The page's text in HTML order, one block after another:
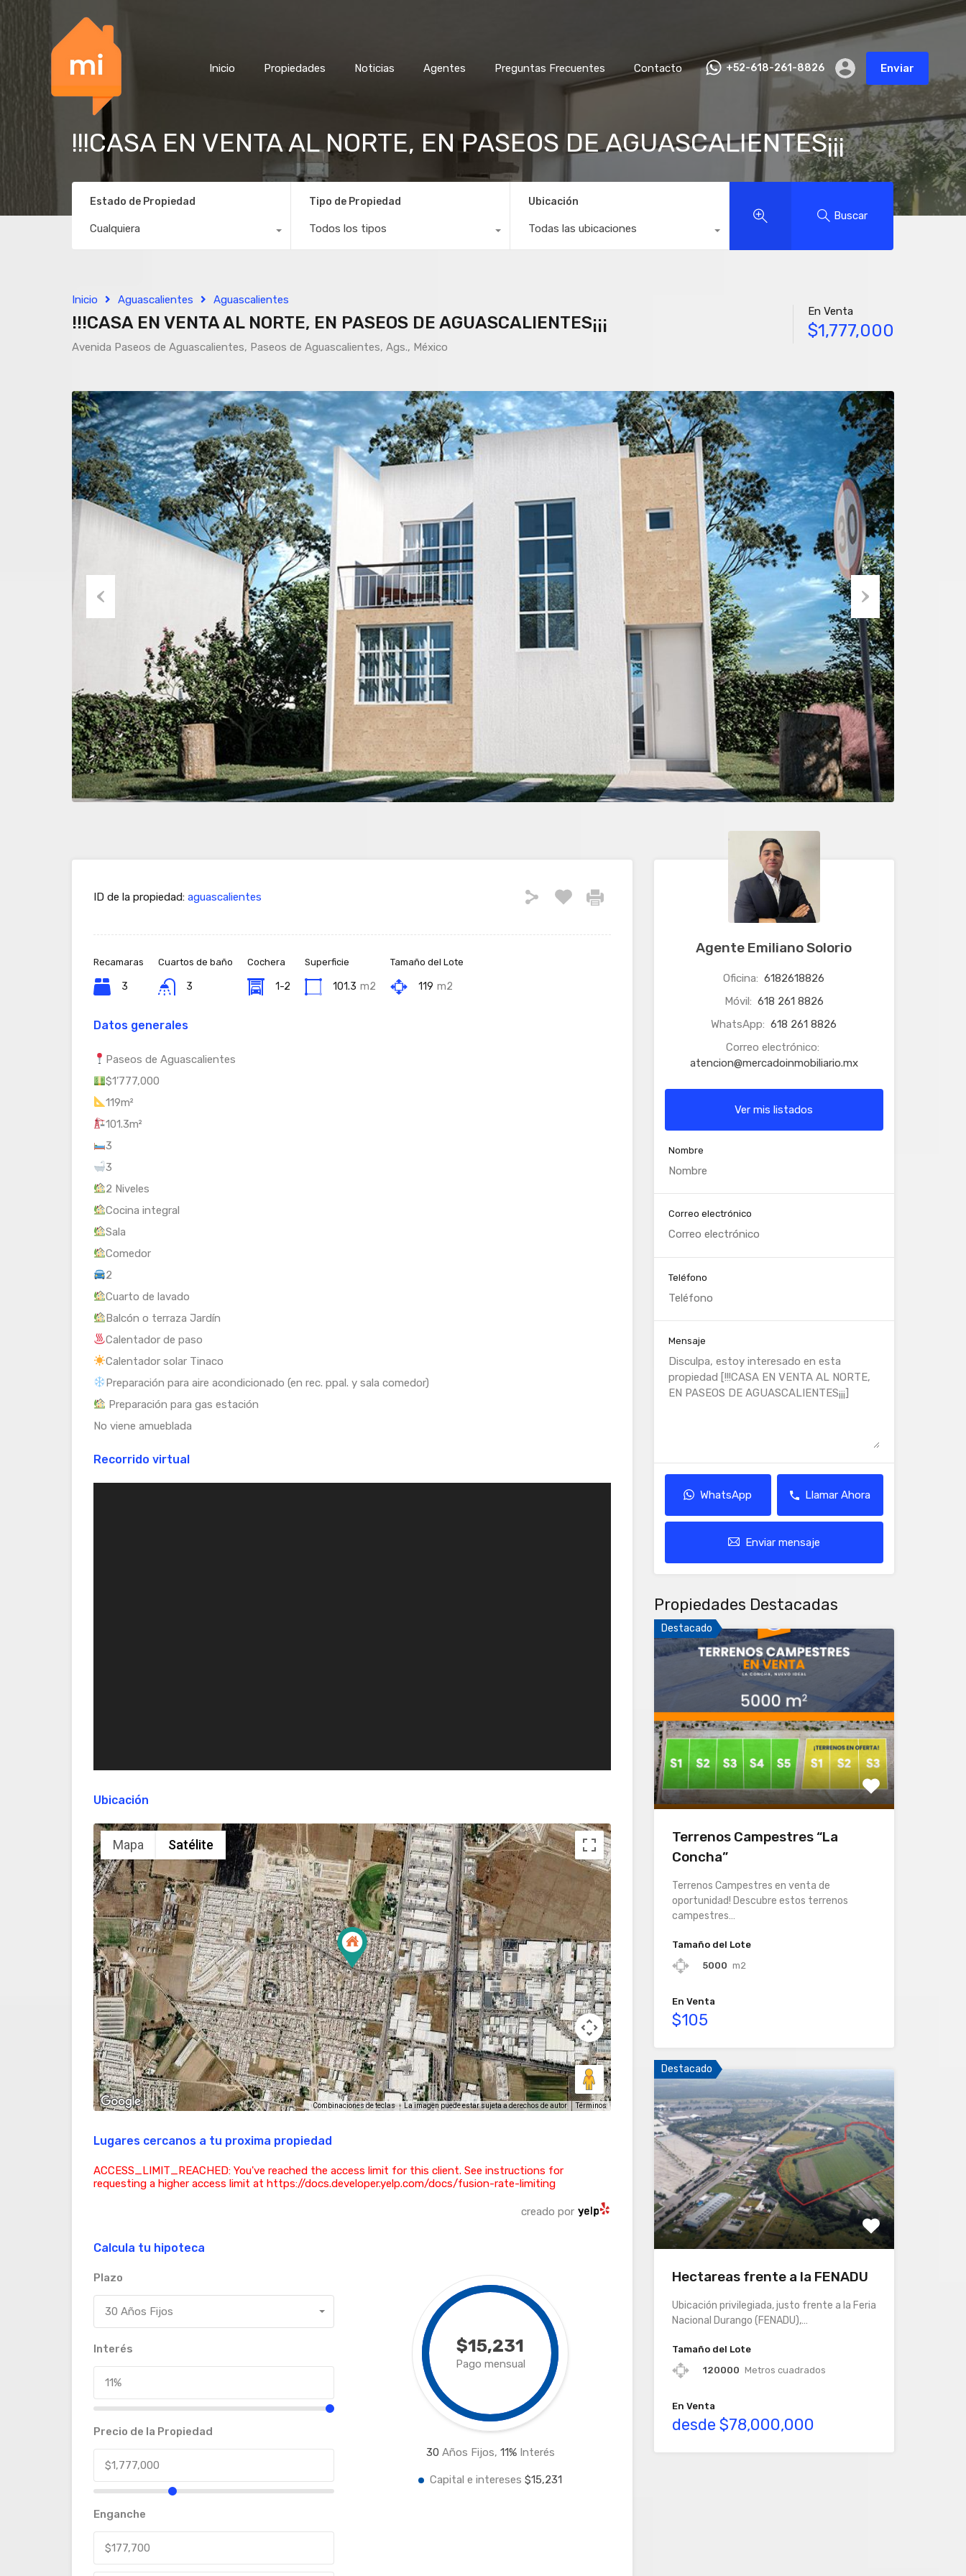
Inicio Propiedades Noticias Agentes Preguntas Frecuentes Contacto +52-618-261-8826 Enviar
!!!CASA EN VENTA AL NORTE, EN PASEOS DE AGUASCALIENTES¡¡¡
Estado de Propiedad
Cualquiera
Tipo de Propiedad
Todos los tipos
Ubicación
Todas las ubicaciones
Buscar
Inicio Aguascalientes Aguascalientes
!!!CASA EN VENTA AL NORTE, EN PASEOS DE AGUASCALIENTES¡¡¡
Avenida Paseos de Aguascalientes, Paseos de Aguascalientes, Ags., México
En Venta
$1,777,000
Next
ID de la propiedad: aguascalientes
Recamaras
3
Cuartos de baño
3
Cochera
1-2
Superficie
101.3 m2
Tamaño del Lote
119 m2
Datos generales
Paseos de Aguascalientes
$1’777,000
119m²
101.3m²
3
3
2 Niveles
Cocina integral
Sala
Comedor
2
Cuarto de lavado
Balcón o terraza Jardín
Calentador de paso
Calentador solar Tinaco
Preparación para aire acondicionado (en rec. ppal. y sala comedor)
Preparación para gas estación
No viene amueblada
Recorrido virtual
Ubicación
Mapa Satélite
Combinaciones de teclas La imagen puede estar sujeta a derechos de autor Términos
Lugares cercanos a tu proxima propiedad
ACCESS_LIMIT_REACHED: You've reached the access limit for this client. See instructions for
requesting a higher access limit at https://docs.developer.yelp.com/docs/fusion-rate-limiting
creado por
Calcula tu hipoteca
Plazo
30 Años Fijos
Interés
Precio de la Propiedad
Enganche
$15,231
Pago mensual
30 Años Fijos, 11%Interés
Capital e intereses$15,231
Agente Emiliano Solorio
Oficina: 6182618826
Móvil: 618 261 8826
WhatsApp: 618 261 8826
Correo electrónico:
atencion@mercadoinmobiliario.mx
Ver mis listados
Nombre
Correo electrónico
Teléfono
Mensaje
WhatsApp Llamar Ahora
Enviar mensaje
Propiedades Destacadas
Destacado
Terrenos Campestres “La
Concha”
Terrenos Campestres en venta de
oportunidad! Descubre estos terrenos
campestres…
Tamaño del Lote
5000 m2
En Venta
$105
Destacado
Hectareas frente a la FENADU
Ubicación privilegiada, justo frente a la Feria
Nacional Durango (FENADU),…
Tamaño del Lote
120000 Metros cuadrados
En Venta
desde $78,000,000